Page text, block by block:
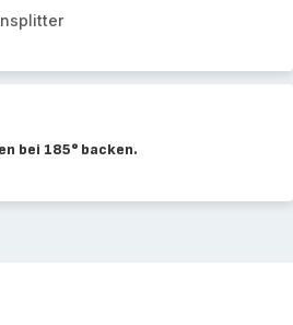
bei 185° backen.